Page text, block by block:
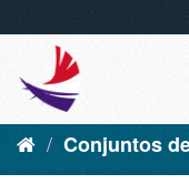
Conjuntos